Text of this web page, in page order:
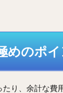
めのポ
り、余計な費